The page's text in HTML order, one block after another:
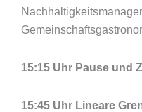
15:15 Uhr Pause und
15:45 Uhr Lineare